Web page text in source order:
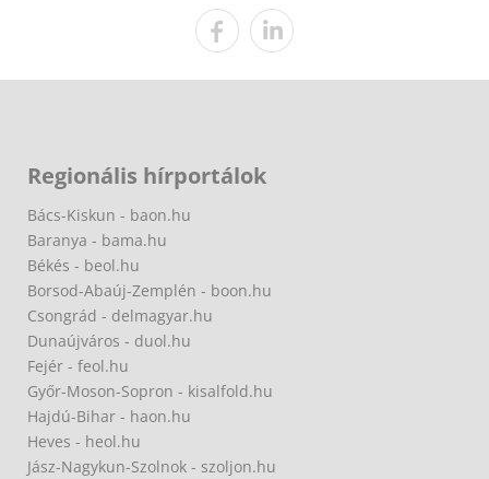
Regionális hírportálok
Bács-Kiskun - baon.hu
Baranya - bama.hu
Békés - beol.hu
Borsod-Abaúj-Zemplén - boon.hu
Csongrád - delmagyar.hu
Dunaújváros - duol.hu
Fejér - feol.hu
Győr-Moson-Sopron - kisalfold.hu
Hajdú-Bihar - haon.hu
Heves - heol.hu
Jász-Nagykun-Szolnok - szoljon.hu